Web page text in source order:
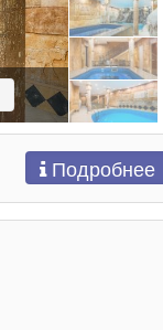
Подробнее